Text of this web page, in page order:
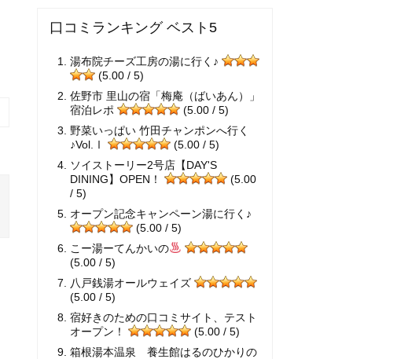
口コミランキング ベスト5
湯布院チーズ工房の湯に行く♪
(5.00 / 5)
佐野市 里山の宿「梅庵（ばいあん）」
宿泊レポ
(5.00 / 5)
野菜いっぱい 竹田チャンポンへ行く
♪Vol.Ⅰ
(5.00 / 5)
ソイストーリー2号店【DAY'S
DINING】OPEN！
(5.00
/ 5)
オープン記念キャンペーン湯に行く♪
(5.00 / 5)
こー湯ーてんかいの
(5.00 / 5)
八戸銭湯オールウェイズ
(5.00 / 5)
宿好きのための口コミサイト、テスト
オープン！
(5.00 / 5)
箱根湯本温泉 養生館はるのひかりの